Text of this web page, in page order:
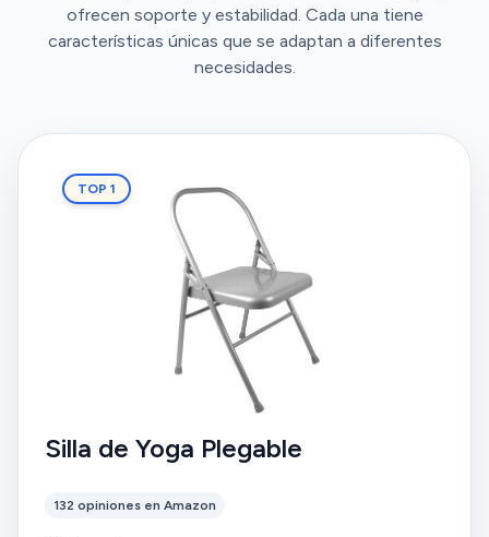
ofrecen soporte y estabilidad. Cada una tiene
características únicas que se adaptan a diferentes
necesidades.
TOP 1
Silla de Yoga Plegable
132 opiniones en Amazon